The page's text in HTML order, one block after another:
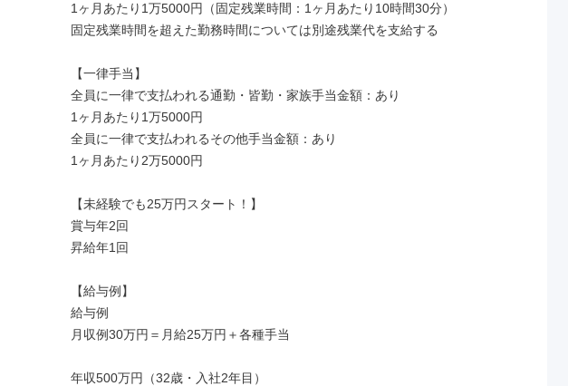
1ヶ月あたり1万5000円（固定残業時間：1ヶ月あたり10時間30分）
固定残業時間を超えた勤務時間については別途残業代を支給する
【一律手当】
全員に一律で支払われる通勤・皆勤・家族手当金額：あり
1ヶ月あたり1万5000円
全員に一律で支払われるその他手当金額：あり
1ヶ月あたり2万5000円
【未経験でも25万円スタート！】
賞与年2回
昇給年1回
【給与例】
給与例
月収例30万円＝月給25万円＋各種手当
年収500万円（32歳・入社2年目）